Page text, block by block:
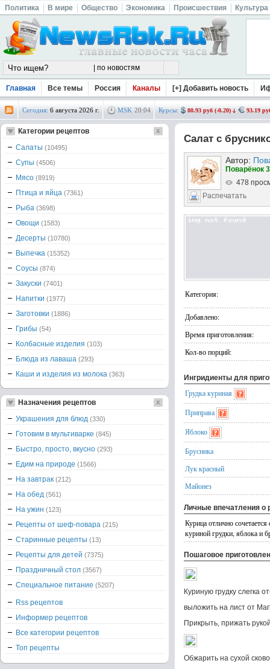
Политика В мире Общество Экономика Происшествия Культура
Главная Все темы Россия Каналы [+] Добавить новость
Сегодня: 6 августа 2026 г. MSK 20:04 Курсы: 80.93 руб (-0.20) 93.19
Салат с
Автор:
Поварёнок
478
Распечатать
Категория:
Добавлено:
Время приготовления:
Кол-во порций:
Ингридиенты для
Грудка куриная
Приправа
Яблоко
Брусника
Лук красный
Майонез
Личные впечатления о
Курица отлично
куриной грудки, яблока и
Пошаговое
Куриную грудку слегка
выложить на лист от
Прикрыть, прижать
Обжарить на сухой
Категории рецептов
Салаты (10495)
Супы (4506)
Мясо (8919)
Птица и яйца (7361)
Рыба (3698)
Овощи (1583)
Десерты (10780)
Выпечка (15352)
Соусы (874)
Закуски (7401)
Напитки (1977)
Заготовки (1886)
Грибы (54)
Колбасные изделия (103)
Блюда из лаваша (293)
Каши и изделия из молока (363)
Назначения рецептов
Украшения для блюд (330)
Готовим в мультиварке (845)
Быстро, просто, вкусно (293)
Едим на природе (1566)
На завтрак (212)
На обед (561)
На ужин (123)
Рецепты от шеф-повара (215)
Старинные рецепты (13)
Рецепты для детей (7375)
Праздничный стол (3567)
Специальное питание (5207)
Rss рецептов
Информер рецептов
Все категории рецептов
Топ рецепты